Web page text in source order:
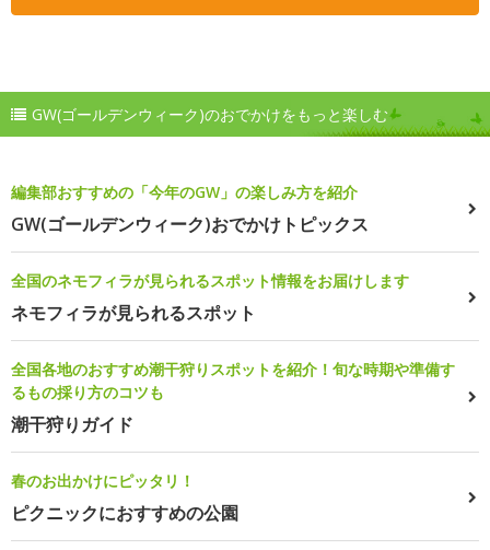
GW(ゴールデンウィーク)のおでかけをもっと楽しむ
編集部おすすめの「今年のGW」の楽しみ方を紹介
GW(ゴールデンウィーク)おでかけトピックス
全国のネモフィラが見られるスポット情報をお届けします
ネモフィラが見られるスポット
全国各地のおすすめ潮干狩りスポットを紹介！旬な時期や準備す
るもの採り方のコツも
潮干狩りガイド
春のお出かけにピッタリ！
ピクニックにおすすめの公園